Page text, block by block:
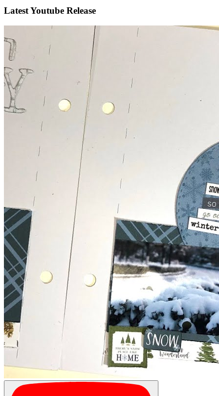
Latest Youtube Release